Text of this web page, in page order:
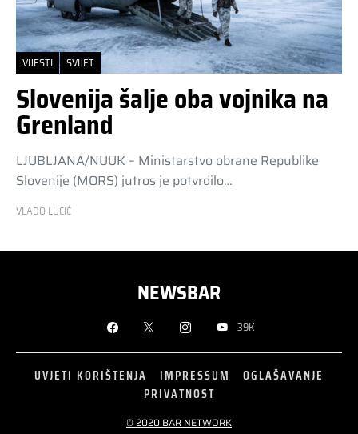
VIJESTI SVIJET
Slovenija šalje oba vojnika na
Grenland
LJUBLJANA/NUUK – Ministarstvo obrane Republike
Slovenije (MORS) jutros je potvrdilo…
VLADO LUCIĆ
NEWSBAR
39K
UVJETI KORIŠTENJA IMPRESSUM
OGLAŠAVANJE
PRIVATNOST
© 2020 BAR NETWORK